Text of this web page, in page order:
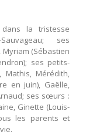
dans la tristesse
ses
Myriam (Sébastien
ses petits-
Mathis, Mérédith,
en juin), Gaëlle,
ses sœurs :
Ginette (Louis-
les parents et